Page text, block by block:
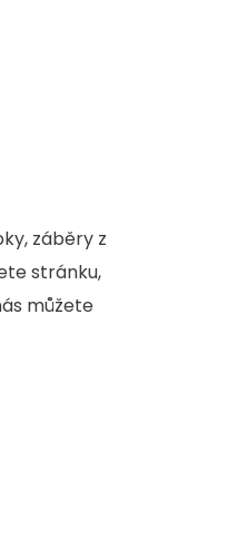
záběry z
stránku,
můžete